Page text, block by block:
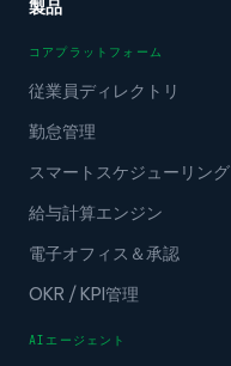
製品
コアプラットフォーム
従業員ディレクトリ
勤怠管理
スマートスケジューリング
給与計算エンジン
電子オフィス＆承認
OKR / KPI管理
AIエージェント